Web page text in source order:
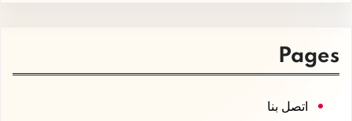
Pages
اتصل بنا